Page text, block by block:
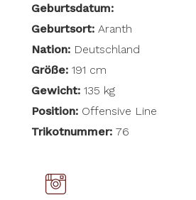
Geburtsdatum:
Geburtsort: Aranth
Nation:Deutschland
Größe:191 cm
Gewicht:135 kg
Position:Offensive Line
Trikotnummer: 76